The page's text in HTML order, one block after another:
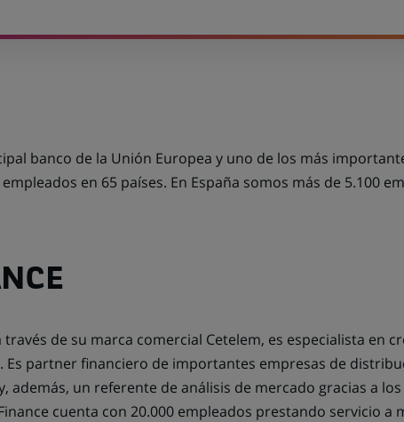
banco de la Unión Europea y uno de los más
en 65 países. En España somos más de 5.100
través de su marca comercial Cetelem, es especialista en
Es partner financiero de importantes empresas de
además, un referente de análisis de mercado gracias a
cuenta con 20.000 empleados prestando servicio a